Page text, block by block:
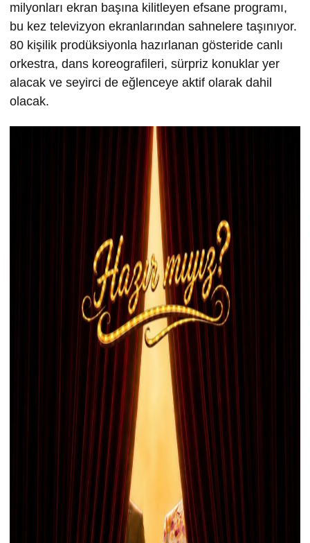
milyonları ekran başına kilitleyen efsane programı,
bu kez televizyon ekranlarından sahnelere taşınıyor.
80 kişilik prodüksiyonla hazırlanan gösteride canlı
orkestra, dans koreografileri, sürpriz konuklar yer
alacak ve seyirci de eğlenceye aktif olarak dahil
olacak.